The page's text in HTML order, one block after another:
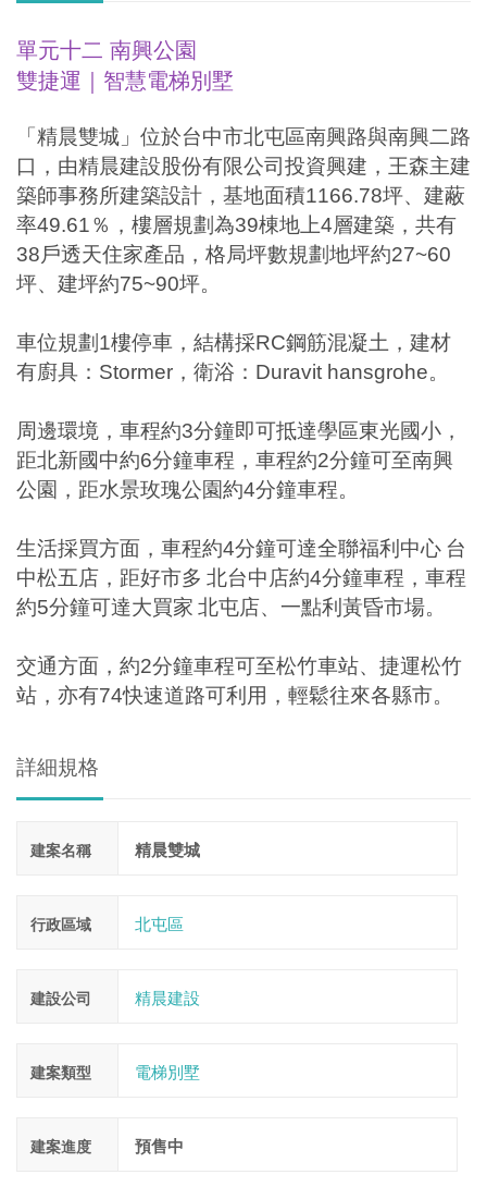
單元十二 南興公園
雙捷運｜智慧電梯別墅
「精晨雙城」位於台中市北屯區南興路與南興二路
口，由精晨建設股份有限公司投資興建，王森主建
築師事務所建築設計，基地面積1166.78坪、建蔽
率49.61％，樓層規劃為39棟地上4層建築，共有
38戶透天住家產品，格局坪數規劃地坪約27~60
坪、建坪約75~90坪。
車位規劃 1樓停車，結構採RC鋼筋混凝土，建材
有廚具： Stormer ，衛浴： Duravit hansgrohe。
周邊環境，車程約3分鐘即可抵達學區東光國小，
距北新國中約6分鐘車程，車程約2分鐘可至南興
公園，距水景玫瑰公園約4分鐘車程。
生活採買方面，車程約4分鐘可達全聯福利中心 台
中松五店，距好市多 北台中店約4分鐘車程，車程
約5分鐘可達大買家 北屯店、一點利黃昏市場。
交通方面，約2分鐘車程可至松竹車站、捷運松竹
站，亦有74快速道路可利用，輕鬆往來各縣市。
詳細規格
建案名稱 精晨雙城
行政區域 北屯區
建設公司 精晨建設
建案類型 電梯別墅
建案進度 預售中